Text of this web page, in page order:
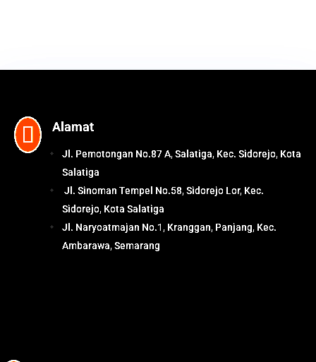
 Alamat
Jl. Pemotongan No.87 A, Salatiga, Kec. Sidorejo, Kota
Salatiga
Jl. Sinoman Tempel No.58, Sidorejo Lor, Kec.
Sidorejo, Kota Salatiga
Jl. Naryoatmajan No.1, Kranggan, Panjang, Kec.
Ambarawa, Semarang